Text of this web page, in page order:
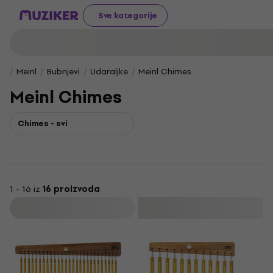
Sve kategorije
Meinl Bubnjevi Udaraljke Meinl Chimes
Meinl Chimes
Chimes - svi
1 - 16 iz 16 proizvoda